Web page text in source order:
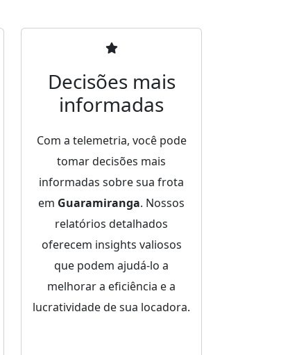
Decisões mais
informadas
Com a telemetria, você pode
tomar decisões mais
informadas sobre sua frota
em Guaramiranga. Nossos
relatórios detalhados
oferecem insights valiosos
que podem ajudá-lo a
melhorar a eficiência e a
lucratividade de sua locadora.